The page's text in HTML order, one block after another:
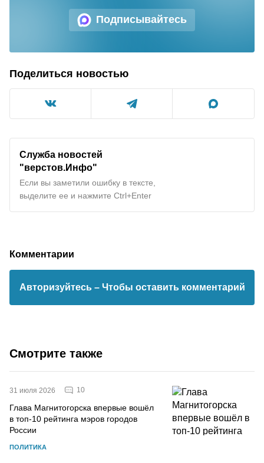
Подписывайтесь
Поделиться новостью
Служба новостей
"верстов.Инфо"
Если вы заметили ошибку в тексте,
выделите ее и нажмите Ctrl+Enter
Комментарии
Авторизуйтесь – Чтобы оставить комментарий
Смотрите также
31 июля 2026 10
Глава Магнитогорска впервые вошёл
в топ-10 рейтинга мэров городов
России
ПОЛИТИКА